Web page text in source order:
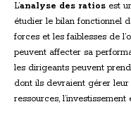
L’analyse des ratios est
étudier le bilan fonctionnel
forces et les faiblesses de
peuvent affecter sa
les dirigeants peuvent
dont ils devraient gérer leur
ressources, l’investissement